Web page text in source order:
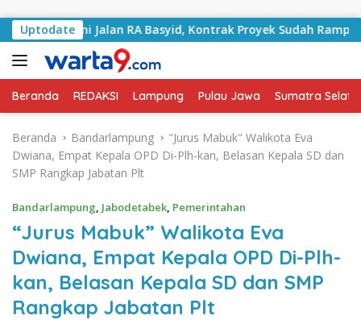
Uptodate
Jalan RA Basyid, Kontrak Proyek Sudah Rampung
Beranda REDAKSI Lampung Pulau Jawa Sumatra
Beranda Bandarlampung
"Jurus Mabuk" Walikota Eva
Dwiana, Empat Kepala OPD Di-Plh-kan, Belasan Kepala SD dan
SMP Rangkap Jabatan Plt
Bandarlampung, Jabodetabek, Pemerintahan
“Jurus Mabuk” Walikota Eva
Dwiana, Empat Kepala OPD Di-Plh-
kan, Belasan Kepala SD dan SMP
Rangkap Jabatan Plt